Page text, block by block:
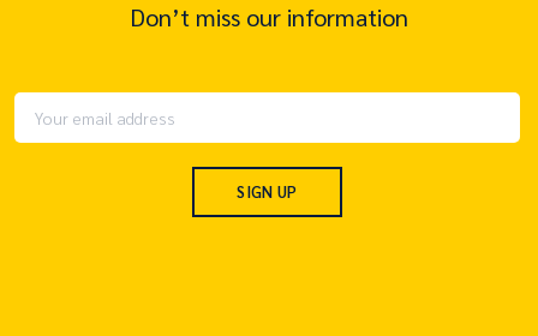
Don’t miss our information